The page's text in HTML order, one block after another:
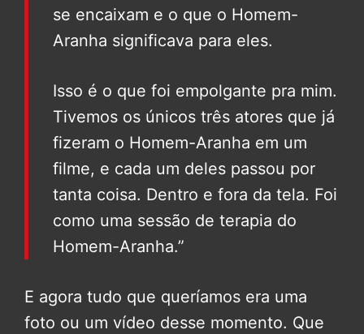
se encaixam e o que o Homem-
Aranha significava para eles.
Isso é o que foi empolgante pra mim.
Tivemos os únicos três atores que já
fizeram o Homem-Aranha em um
filme, e cada um deles passou por
tanta coisa. Dentro e fora da tela. Foi
como uma sessão de terapia do
Homem-Aranha.”
E agora tudo que queríamos era uma
foto ou um vídeo desse momento. Que